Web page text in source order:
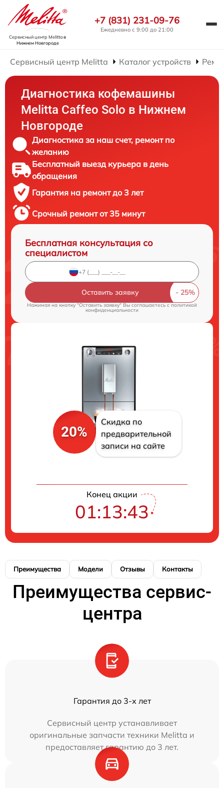
Сервисный центр Melittaв
Нижнем Новгороде
+7 (831) 231-09-76
Ежедневно с 9:00 до 21:00
Сервисный центр Melitta Каталог устройств
Диагностика кофемашины
Melitta Caffeo Solo в Нижнем
Новгороде
Диагностика за наш счет, ремонт по
желанию
Бесплатный выезд курьера в день
обращения
Гарантия на ремонт до 3 лет
Срочный ремонт от 35 минут
Бесплатная консультация со
специалистом
Оставить заявку
Нажимая на кнопку "Оставить заявку" Вы соглашаетесь cполитикой
конфиденциальности
20%
Скидка по
предварительной
записи на сайте
Конец акции
01:13:43
Преимущества Модели Отзывы Контакты
Преимущества сервис-
центра
Гарантия до 3-х лет
Сервисный центр устанавливает
оригинальные запчасти техники Melitta и
предоставляет гарантию до 3 лет.